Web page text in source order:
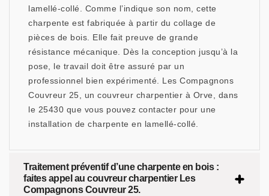
lamellé-collé. Comme l’indique son nom, cette
charpente est fabriquée à partir du collage de
pièces de bois. Elle fait preuve de grande
résistance mécanique. Dès la conception jusqu’à la
pose, le travail doit être assuré par un
professionnel bien expérimenté. Les Compagnons
Couvreur 25, un couvreur charpentier à Orve, dans
le 25430 que vous pouvez contacter pour une
installation de charpente en lamellé-collé.
Traitement préventif d’une charpente en bois :
faites appel au couvreur charpentier Les
Compagnons Couvreur 25.